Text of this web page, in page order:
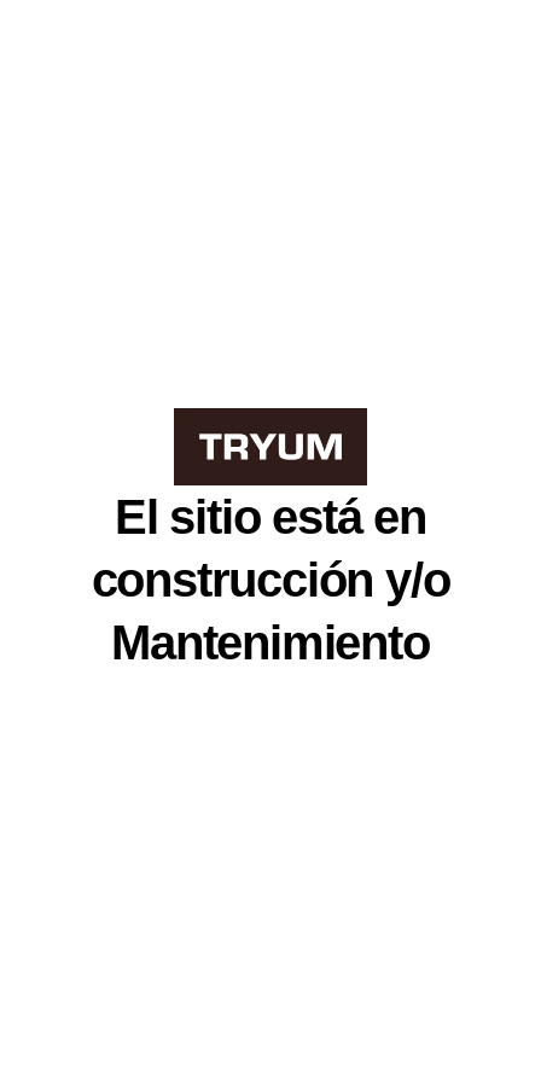
El sitio está en
construcción y/o
Mantenimiento